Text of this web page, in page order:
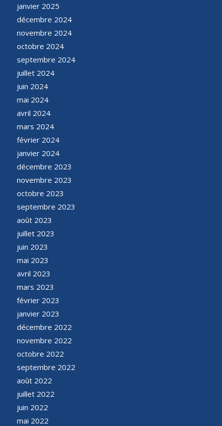
janvier 2025
décembre 2024
novembre 2024
octobre 2024
septembre 2024
juillet 2024
juin 2024
mai 2024
avril 2024
mars 2024
février 2024
janvier 2024
décembre 2023
novembre 2023
octobre 2023
septembre 2023
août 2023
juillet 2023
juin 2023
mai 2023
avril 2023
mars 2023
février 2023
janvier 2023
décembre 2022
novembre 2022
octobre 2022
septembre 2022
août 2022
juillet 2022
juin 2022
mai 2022